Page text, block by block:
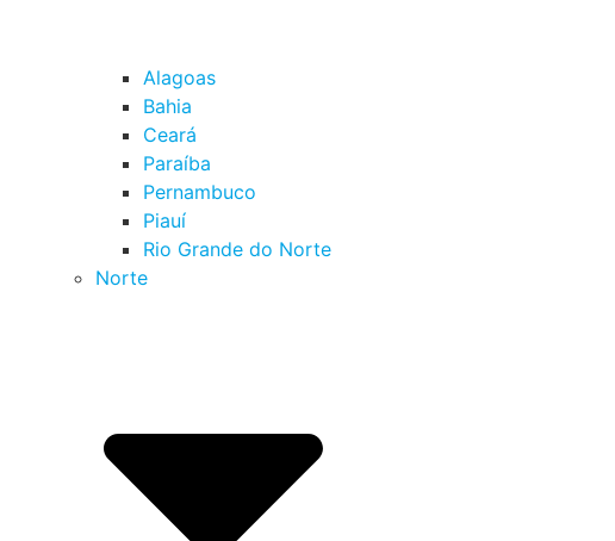
Alagoas
Bahia
Ceará
Paraíba
Pernambuco
Piauí
Rio Grande do Norte
Norte